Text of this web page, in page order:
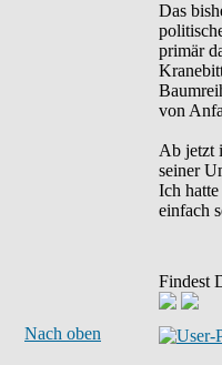
Das
primär
von
Ab jetzt
seiner
Ich
einfach
Findest
Nach oben